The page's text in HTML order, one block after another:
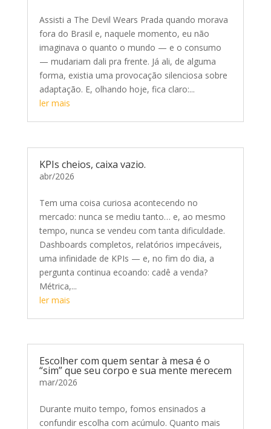
Assisti a The Devil Wears Prada quando morava
fora do Brasil e, naquele momento, eu não
imaginava o quanto o mundo — e o consumo
— mudariam dali pra frente. Já ali, de alguma
forma, existia uma provocação silenciosa sobre
adaptação. E, olhando hoje, fica claro:...
ler mais
KPIs cheios, caixa vazio.
abr/2026
Tem uma coisa curiosa acontecendo no
mercado: nunca se mediu tanto… e, ao mesmo
tempo, nunca se vendeu com tanta dificuldade.
Dashboards completos, relatórios impecáveis,
uma infinidade de KPIs — e, no fim do dia, a
pergunta continua ecoando: cadê a venda?
Métrica,...
ler mais
Escolher com quem sentar à mesa é o
“sim” que seu corpo e sua mente merecem
mar/2026
Durante muito tempo, fomos ensinados a
confundir escolha com acúmulo. Quanto mais